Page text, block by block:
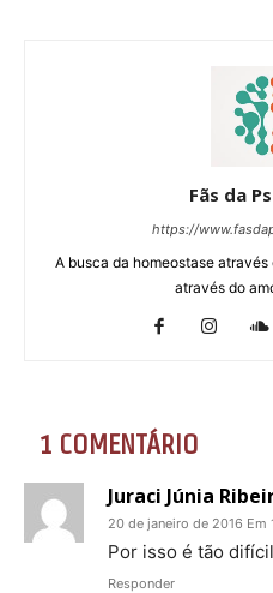
Fãs da
https://
A busca da homeostase
através do
1 COMENTÁRIO
Juraci Júnia
20 de janeiro de 2016 Em
Por isso é tão
Responder